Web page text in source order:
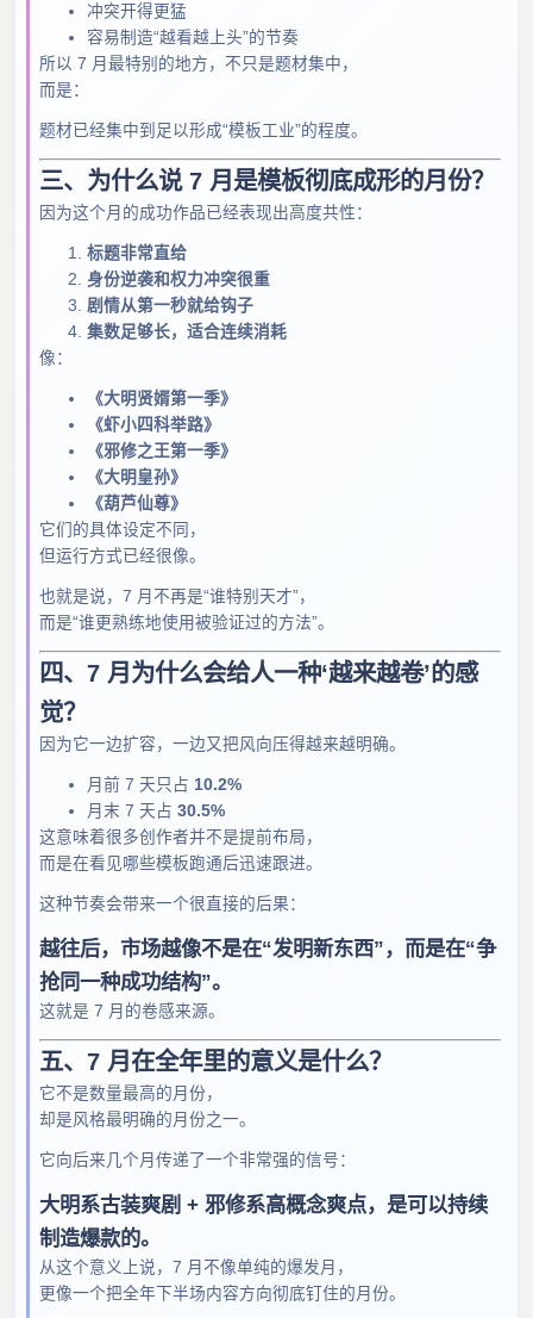
冲突开得更猛
容易制造“越看越上头”的节奏
所以 7 月最特别的地方，不只是题材集中，
而是：
题材已经集中到足以形成“模板工业”的程度。
三、为什么说 7 月是模板彻底成形的月份？
因为这个月的成功作品已经表现出高度共性：
标题非常直给
身份逆袭和权力冲突很重
剧情从第一秒就给钩子
集数足够长，适合连续消耗
像：
《大明贤婿第一季》
《虾小四科举路》
《邪修之王第一季》
《大明皇孙》
《葫芦仙尊》
它们的具体设定不同，
但运行方式已经很像。
也就是说，7 月不再是“谁特别天才”，
而是“谁更熟练地使用被验证过的方法”。
四、7 月为什么会给人一种‘越来越卷’的感
觉？
因为它一边扩容，一边又把风向压得越来越明确。
月前 7 天只占 10.2%
月末 7 天占 30.5%
这意味着很多创作者并不是提前布局，
而是在看见哪些模板跑通后迅速跟进。
这种节奏会带来一个很直接的后果：
越往后，市场越像不是在“发明新东西”，而是在“争
抢同一种成功结构”。
这就是 7 月的卷感来源。
五、7 月在全年里的意义是什么？
它不是数量最高的月份，
却是风格最明确的月份之一。
它向后来几个月传递了一个非常强的信号：
大明系古装爽剧 + 邪修系高概念爽点，是可以持续
制造爆款的。
从这个意义上说，7 月不像单纯的爆发月，
更像一个把全年下半场内容方向彻底钉住的月份。